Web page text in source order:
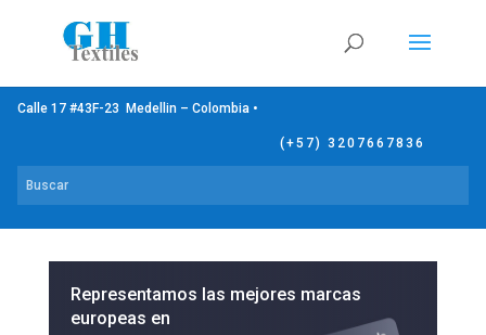
Calle 17 #43F-23 Medellin – Colombia •
(+57) 3207667836
Representamos las mejores marcas
europeas en